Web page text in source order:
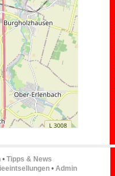
• Tipps & News
• Admin